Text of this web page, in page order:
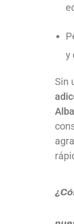
y
Sin